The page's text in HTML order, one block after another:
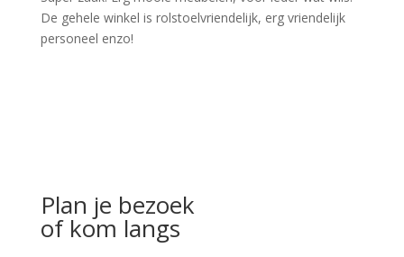
De gehele winkel is rolstoelvriendelijk, erg vriendelijk
personeel enzo!
Plan je bezoek
of kom langs